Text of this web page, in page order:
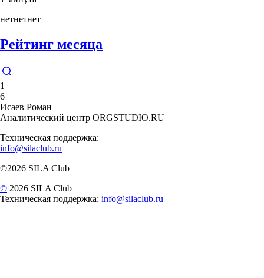
нетнетнет
Рейтинг месяца
1
6
Исаев Роман
Аналитический центр ORGSTUDIO.RU
Техническая поддержка:
info@silaclub.ru
©2026 SILA Club
© 2026 SILA Club
Техническая поддержка: info@silaclub.ru